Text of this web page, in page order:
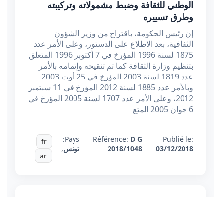
الوطني للثقافة وضبط مشمولاته وتركيبته
وطرق تسييره
إن رئيس الحكومة، باقتراح من وزير الشؤون
الثقافية، بعد الاطلاع على الدستور، وعلى الأمر عدد
1875 لسنة 1996 المؤرخ في 7 أكتوبر 1996 المتعلق
بتنظيم وزارة الثقافة كما تم تنقيحه وإتمامه بالأمر
عدد 1819 لسنة 2003 المؤرخ في 25 أوت 2003
وبالأمر عدد 1885 لسنة 2012 المؤرخ في 11 سبتمبر
2012، وعلى الأمر عدد 1707 لسنة 2005 المؤرخ في
6 جوان 2005 المتع
Publié le:
03/12/2018
Référence: D G
2018/1048
Pays:
تونس,
fr
ar